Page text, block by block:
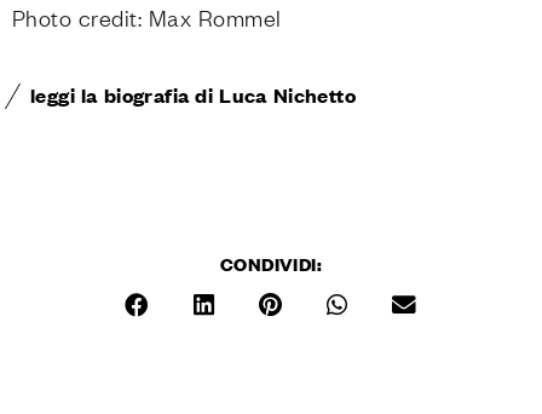
Photo credit: Max Rommel
leggi la biografia di Luca Nichetto
CONDIVIDI: